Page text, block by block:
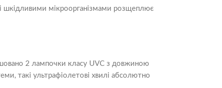
шкідливими мікроорганізмами розщеплює
2 лампочки класу UVC з довжиною
такі ультрафіолетові хвилі абсолютно